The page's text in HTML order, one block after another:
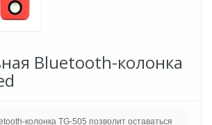
Bluetooth-колонка
колонка TG-505 позволит оставаться